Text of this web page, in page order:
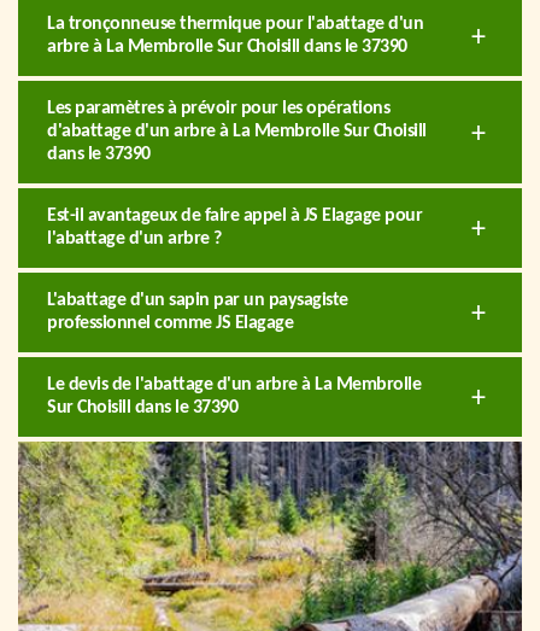
La tronçonneuse thermique pour l'abattage d'un
arbre à La Membrolle Sur Choisill dans le 37390
Les paramètres à prévoir pour les opérations
d'abattage d'un arbre à La Membrolle Sur Choisill
dans le 37390
Est-il avantageux de faire appel à JS Elagage pour
l'abattage d'un arbre ?
L'abattage d'un sapin par un paysagiste
professionnel comme JS Elagage
Le devis de l'abattage d'un arbre à La Membrolle
Sur Choisill dans le 37390